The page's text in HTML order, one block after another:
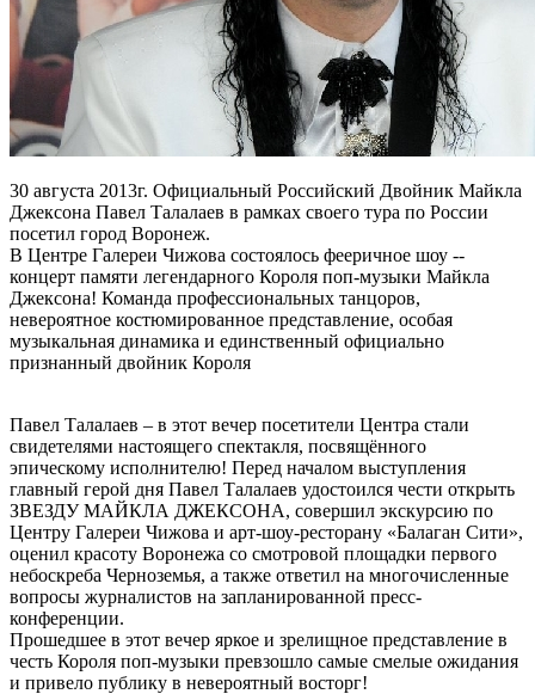
30 августа 2013г. Официальный Российский Двойник Майкла
Джексона Павел Талалаев в рамках своего тура по России
посетил город Воронеж.
В Центре Галереи Чижова состоялось фееричное шоу --
концерт памяти легендарного Короля поп-музыки Майкла
Джексона! Команда профессиональных танцоров,
невероятное костюмированное представление, особая
музыкальная динамика и единственный официально
признанный двойник Короля
Павел Талалаев – в этот вечер посетители Центра стали
свидетелями настоящего спектакля, посвящённого
эпическому исполнителю! Перед началом выступления
главный герой дня Павел Талалаев удостоился чести открыть
ЗВЕЗДУ МАЙКЛА ДЖЕКСОНА, совершил экскурсию по
Центру Галереи Чижова и арт-шоу-ресторану «Балаган Сити»,
оценил красоту Воронежа со смотровой площадки первого
небоскреба Черноземья, а также ответил на многочисленные
вопросы журналистов на запланированной пресс-
конференции.
Прошедшее в этот вечер яркое и зрелищное представление в
честь Короля поп-музыки превзошло самые смелые ожидания
и привело публику в невероятный восторг!